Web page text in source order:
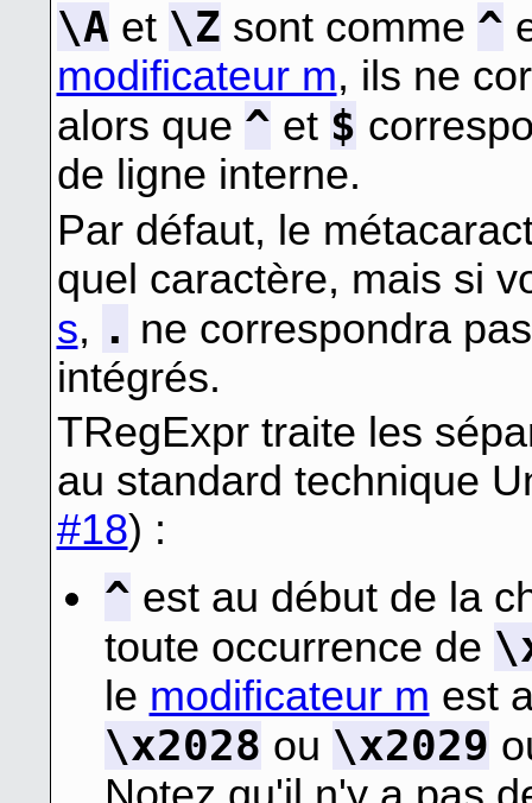
\A et \Z sont comme ^
modificateur m, ils ne
alors que ^ et $
de ligne interne.
Par défaut, le
quel caractère, mais si
s, . ne correspondra
intégrés.
TRegExpr traite les
au standard technique
#18) :
^ est au début de la
toute occurrence de
le modificateur m est
\x2028 ou \x2029